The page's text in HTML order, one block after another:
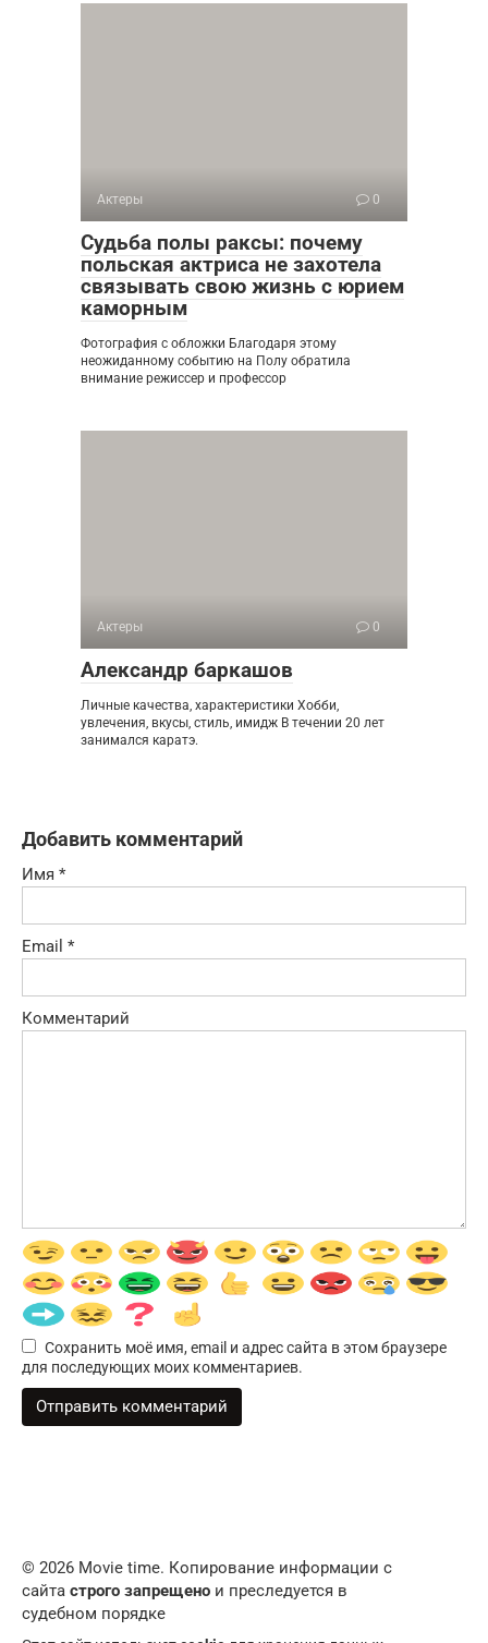
Актеры 0
Судьба полы раксы: почему
польская актриса не захотела
связывать свою жизнь с юрием
каморным
Фотография с обложки Благодаря этому
неожиданному событию на Полу обратила
внимание режиссер и профессор
Актеры 0
Александр баркашов
Личные качества, характеристики Хобби,
увлечения, вкусы, стиль, имидж В течении 20 лет
занимался каратэ.
Добавить комментарий
Имя *
Email *
Комментарий
Сохранить моё имя, email и адрес сайта в этом браузере
для последующих моих комментариев.
© 2026 Movie time. Копирование информации с
сайта строго запрещено и преследуется в
судебном порядке